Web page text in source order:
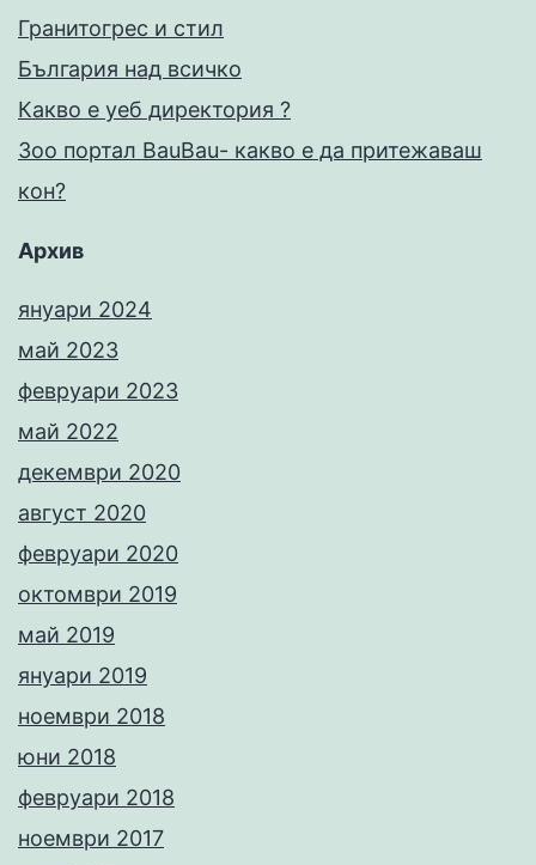
Гранитогрес и стил
България над всичко
Какво е уеб директория ?
Зоо портал BauBau- какво е да притежаваш
кон?
Архив
януари 2024
май 2023
февруари 2023
май 2022
декември 2020
август 2020
февруари 2020
октомври 2019
май 2019
януари 2019
ноември 2018
юни 2018
февруари 2018
ноември 2017